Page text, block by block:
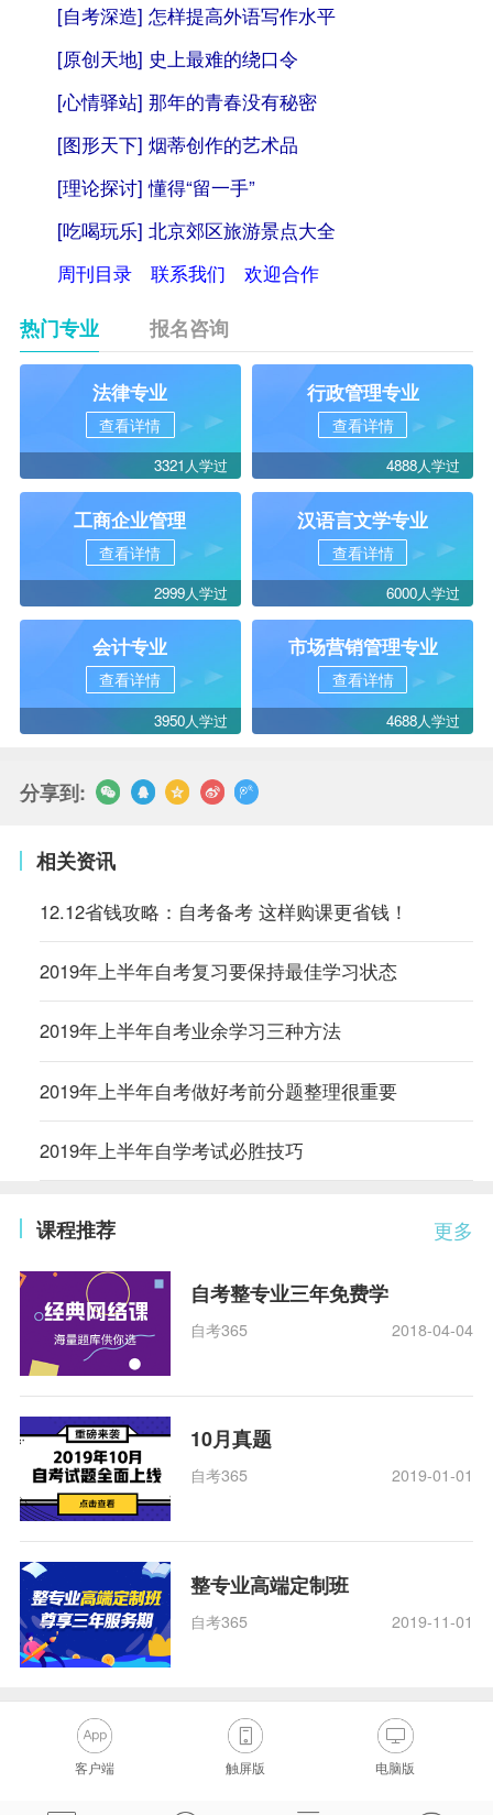
[自考深造] 怎样提高外语写作水平
[原创天地] 史上最难的绕口令
[心情驿站] 那年的青春没有秘密
[图形天下] 烟蒂创作的艺术品
[理论探讨] 懂得“留一手”
[吃喝玩乐] 北京郊区旅游景点大全
周刊目录
联系我们 欢迎合作
热门专业 报名咨询
法律专业
查看详情
3321人学过
行政管理专业
查看详情
4888人学过
工商企业管理
查看详情
2999人学过
汉语言文学专业
查看详情
6000人学过
会计专业
查看详情
3950人学过
市场营销管理专业
查看详情
4688人学过
分享到:
相关资讯
12.12省钱攻略：自考备考 这样购课更省钱！
2019年上半年自考复习要保持最佳学习状态
2019年上半年自考业余学习三种方法
2019年上半年自考做好考前分题整理很重要
2019年上半年自学考试必胜技巧
更多
课程推荐
自考整专业三年免费学
自考365 2018-04-04
10月真题
自考365 2019-01-01
整专业高端定制班
自考365 2019-11-01
客户端 触屏版 电脑版